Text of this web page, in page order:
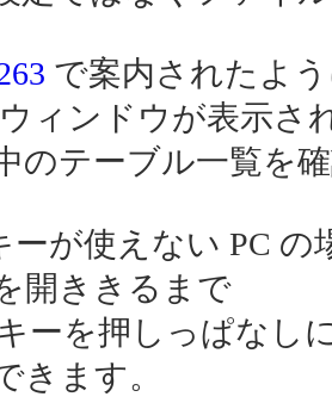
で案内されたよ
ィンドウが表示さ
のテーブル一覧を
ーが使えない PC の
開ききるまで
ーを押しっぱなし
きます。